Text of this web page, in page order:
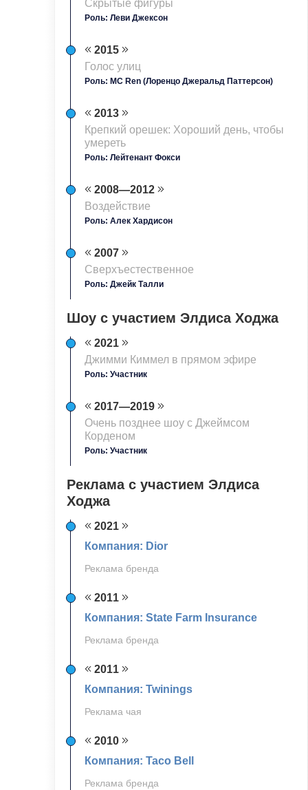
Скрытые фигуры
Роль: Леви Джексон
2015
Голос улиц
Роль: MC Ren (Лоренцо Джеральд Паттерсон)
2013
Крепкий орешек: Хороший день, чтобы
умереть
Роль: Лейтенант Фокси
2008—2012
Воздействие
Роль: Алек Хардисон
2007
Сверхъестественное
Роль: Джейк Талли
Шоу с участием Элдиса Ходжа
2021
Джимми Киммел в прямом эфире
Роль: Участник
2017—2019
Очень позднее шоу с Джеймсом
Корденом
Роль: Участник
Реклама с участием Элдиса
Ходжа
2021
Компания: Dior
Реклама бренда
2011
Компания: State Farm Insurance
Реклама бренда
2011
Компания: Twinings
Реклама чая
2010
Компания: Taco Bell
Реклама бренда